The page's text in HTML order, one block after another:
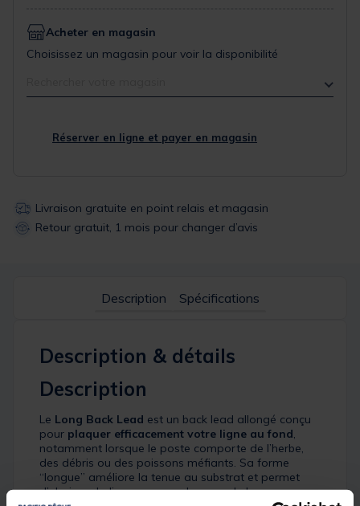
Acheter en magasin
Choisissez un magasin pour voir la disponibilité
Réserver en ligne et payer en magasin
Livraison gratuite en point relais et magasin
Retour gratuit, 1 mois pour changer d’avis
Description Spécifications
Description & détails
Description
Le Long Back Lead est un back lead allongé conçu
pour plaquer efficacement votre ligne au fond,
notamment lorsque le poste comporte de l’herbe,
des débris ou des poissons méfiants. Sa forme
“longue” améliore la tenue au substrat et permet
d’abaisser la ligne sur une plus grande longueur,